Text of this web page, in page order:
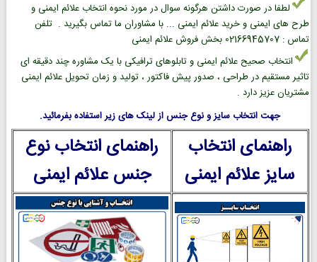
لطفا در صورت داشتن هرگونه سوال در مورد نحوه انتخاب علائم ایمنی و
طرح های ایمنی و خرید علائم ایمنی ... با مشاوران ما تماس بگیرید . تلفن
تماس : 02166945707 بخش فروش علائم ایمنی
انتخاب صحیح علائم ایمنی و تابلوهای ترافیکی با یک مشاوره چند دقیقه ای
تاثیر مستقیم در طراحی ، صدور پیش فاکتور ، تولید و زمان تحویل علائم ایمنی
مشتریان عزیز دارد .
جهت انتخاب سایز و نوع جنس از لینک های زیر استفاده بفرمائید.
راهنمای انتخاب
سایز علائم ایمنی
راهنمای انتخاب نوع
جنس علائم ایمنی